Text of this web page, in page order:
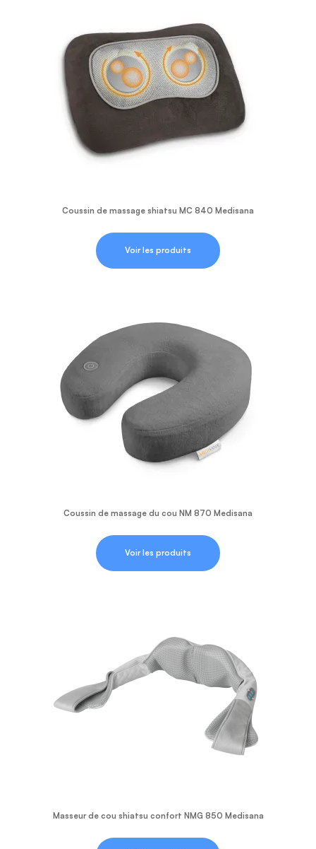
Coussin de massage shiatsu MC 840 Medisana
Voir les produits
Coussin de massage du cou NM 870 Medisana
Voir les produits
Masseur de cou shiatsu confort NMG 850 Medisana